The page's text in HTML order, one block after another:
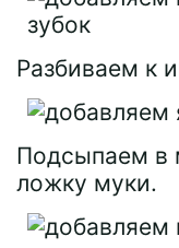
Разбиваем к
Подсыпаем в
ложку муки.